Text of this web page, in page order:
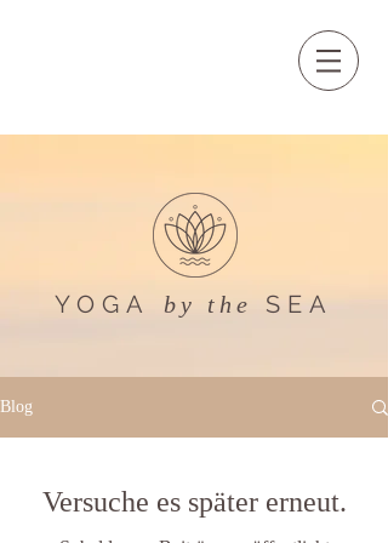
YOGA by the SEA
Blog
Versuche es später erneut.